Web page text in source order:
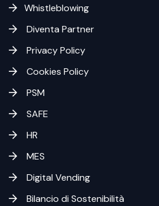
Whistleblowing
Diventa Partner
Privacy Policy
Cookies Policy
PSM
SAFE
HR
MES
Digital Vending
Bilancio di Sostenibilità